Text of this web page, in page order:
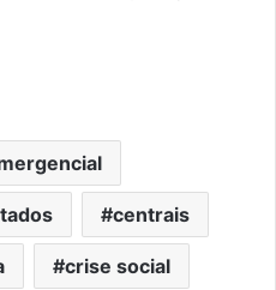
centrais
crise social